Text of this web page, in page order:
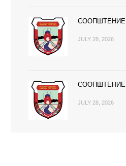
СООПШТЕНИЕ
JULY 28, 2026
СООПШТЕНИЕ
JULY 28, 2026